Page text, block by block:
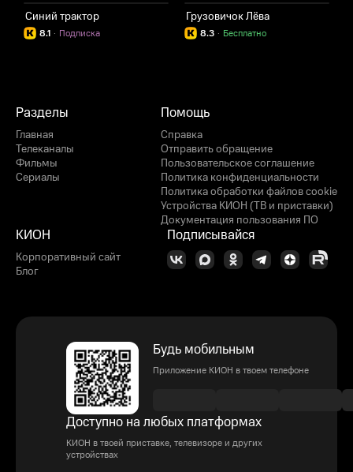
Синий трактор
8.1 Подписка
·
Грузовичок Лёва
8.3 Бесплатно
·
Разделы
Главная
Телеканалы
Фильмы
Сериалы
Помощь
Справка
Отправить обращение
Пользовательское соглашение
Политика конфиденциальности
Политика обработки файлов cookie
Устройства КИОН (ТВ и приставки)
Документация пользования ПО
КИОН
Корпоративный сайт
Блог
Подписывайся
Будь мобильным
Приложение КИОН в твоем телефоне
Доступно на любых платформах
КИОН в твоей приставке, телевизоре и других
устройствах